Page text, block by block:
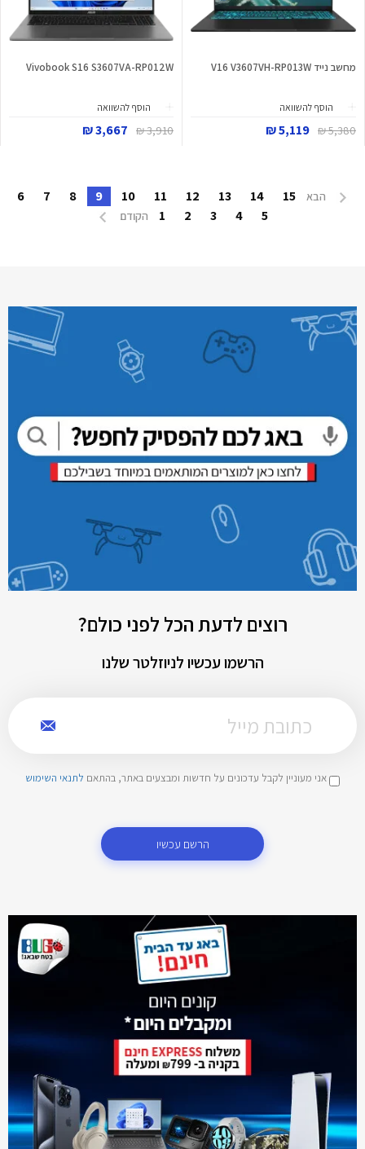
מחשב נייד V16 V3607VH-RP013W
הוסף להשוואה
5,380 ₪
5,119 ₪
Vivobook S16 S3607VA-RP012W
הוסף להשוואה
3,910 ₪
3,667 ₪
הבא 15
14
13
12
11
10
9
8
7
6
5
4
3
2
1 הקודם
רוצים לדעת הכל לפני כולם?
הרשמו עכשיו לניוזלטר שלנו
אני מעוניין לקבל עדכונים על חדשות ומבצעים באתר, בהתאם לתנאי השימוש
הרשם עכשיו